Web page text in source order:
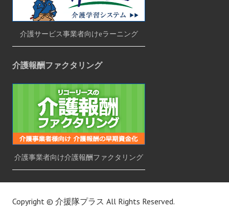
介護サービス事業者向けeラーニング
介護報酬ファクタリング
介護事業者向け介護報酬ファクタリング
Copyright © 介援隊プラス All Rights Reserved.